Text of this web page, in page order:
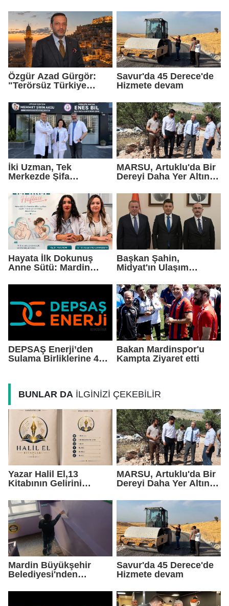
Geldik"
Özgür Azad Gürgör:
"Terörsüz Türkiye
Turizmi İçin Yeni Bir
Dönemin Başlangıcıdır"
Savur'da 45 Derece'de
Hizmete devam
İki Uzman, Tek
Merkezde Şifa
MARSU, Artuklu'da Bir
Dereyi Daha Yer Altına
Hayata İlk Dokunuş
Anne Sütü: Mardin
Farkındalık Çağrısı
Başkan Şahin,
Midyat'ın Ulaşım
Taşıdı
DEPSAŞ Enerji’den
Sulama Birliklerine 48
Bakan Mardinspor'u
Kampta Ziyaret etti
BUNLAR DA İLGİNİZİ ÇEKEBİLİR
Yazar Halil El,13
Kitabının Gelirini
MARSU, Artuklu'da Bir
Dereyi Daha Yer Altına
Mardin Büyükşehir
Belediyesi'nden
Savur'da 45 Derece'de
Hizmete devam